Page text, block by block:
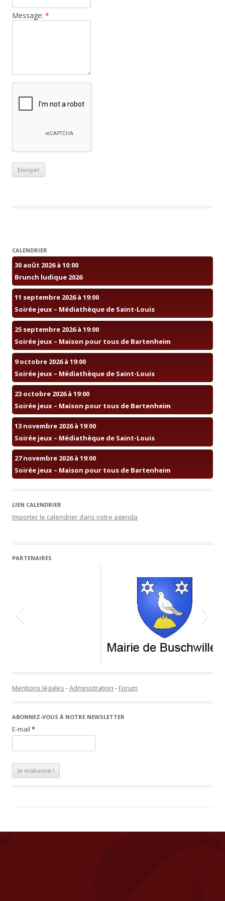
Message: *
CALENDRIER
30 août 2026 à 10:00
Brunch ludique 2026
11 septembre 2026 à 19:00
Soirée jeux – Médiathèque de Saint-Louis
25 septembre 2026 à 19:00
Soirée jeux – Maison pour tous de Bartenheim
9 octobre 2026 à 19:00
Soirée jeux – Médiathèque de Saint-Louis
23 octobre 2026 à 19:00
Soirée jeux – Maison pour tous de Bartenheim
13 novembre 2026 à 19:00
Soirée jeux – Médiathèque de Saint-Louis
27 novembre 2026 à 19:00
Soirée jeux – Maison pour tous de Bartenheim
LIEN CALENDRIER
Importer le calendrier dans votre agenda
PARTENAIRES
Mentions légales -Administration - Forum
ABONNEZ-VOUS À NOTRE NEWSLETTER
E-mail *